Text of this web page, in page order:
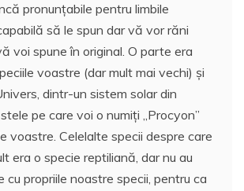
pronunțabile pentru limbile
să le spun dar vă vor răni
voi spune în original. O parte era
voastre (dar mult mai vechi) și
dintr-un sistem solar din
pe care voi o numiți „Procyon”
voastre. Celelalte specii despre care
era o specie reptiliană, dar nu au
cu propriile noastre specii, pentru ca